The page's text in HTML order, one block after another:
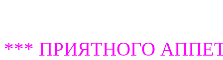
*** ПРИЯТНОГО